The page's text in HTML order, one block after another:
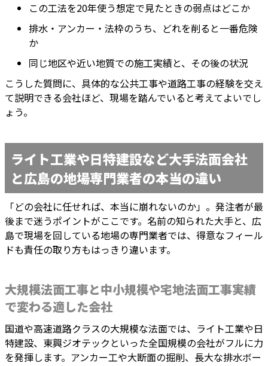
この工法を20年使う想定で見たときの弱点はどこか
排水・アンカー・法枠のうち、どれを削ると一番危険
か
同じ地区や近い地質での施工実績と、その後の状況
こうした質問に、具体的な公共工事や道路工事の経験を交え
て説明できる会社ほど、現場を踏んでいると考えてよいでし
ょう。
ライト工業や日特建設など大手法面会社
と広島の地場専門業者の本当の違い
「どの会社に任せれば、本当に崩れないのか」。発注者が最
後まで迷うポイントがここです。名前の知られた大手と、広
島で現場を回している地場の専門業者では、得意なフィール
ドも責任の取り方もはっきり違います。
大規模法面工事と中小規模や宅地法面工事実績
で変わる適した会社
国道や高速道路クラスの大規模な法面では、ライト工業や日
特建設、東興ジオテックといった全国規模の会社がフルに力
を発揮します。アンカー工や大断面の掘削、長大な排水ボー